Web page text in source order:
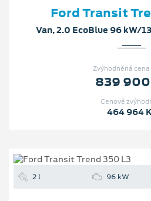
Ford Transit
Van, 2.0 EcoBlue 96 kW/
Zvýhodněná cena
839 900
Cenové
464 964
2 l 96 kW